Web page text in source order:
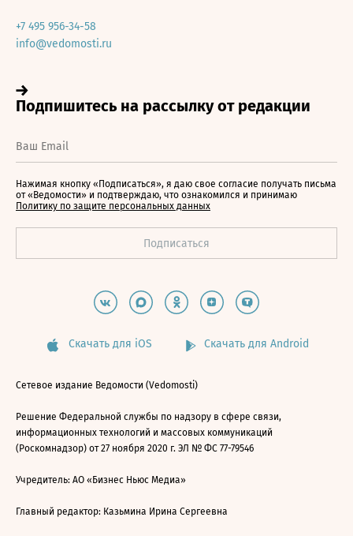
+7 495 956-34-58
info@vedomosti.ru
Нажимая кнопку «Подписаться», я даю свое согласие получать письма
от «Ведомости» и подтверждаю, что ознакомился и принимаю
Политику по защите персональных данных
Скачать для iOS Скачать для Android
Сетевое издание Ведомости (Vedomosti)
Решение Федеральной службы по надзору в сфере связи,
информационных технологий и массовых коммуникаций
(Роскомнадзор) от 27 ноября 2020 г. ЭЛ № ФС 77-79546
Учредитель: АО «Бизнес Ньюс Медиа»
Главный редактор: Казьмина Ирина Сергеевна